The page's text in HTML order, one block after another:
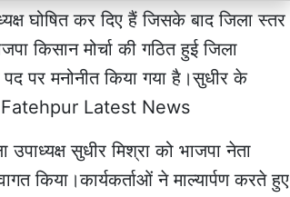
घोषित कर दिए हैं जिसके बाद जिला स्तर
किसान मोर्चा की गठित हुई जिला
पद पर मनोनीत किया गया है।सुधीर के
Fatehpur Latest News
सुधीर मिश्रा को भाजपा नेता
किया।कार्यकर्ताओं ने माल्यार्पण करते हुए